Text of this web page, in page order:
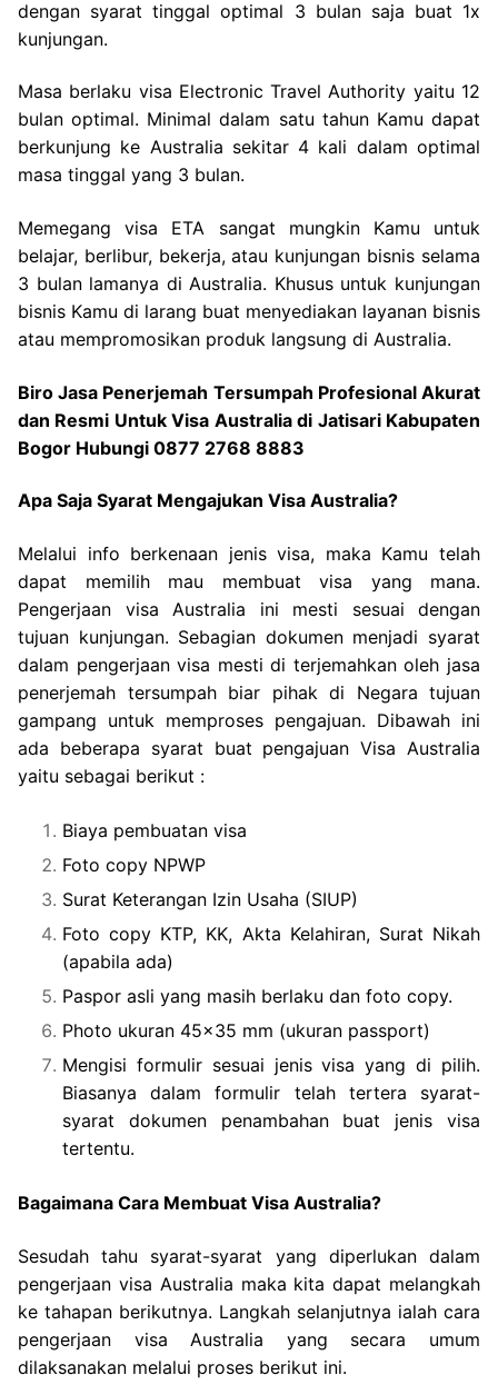
dengan syarat tinggal optimal 3 bulan saja buat 1x
kunjungan.
Masa berlaku visa Electronic Travel Authority yaitu 12
bulan optimal. Minimal dalam satu tahun Kamu dapat
berkunjung ke Australia sekitar 4 kali dalam optimal
masa tinggal yang 3 bulan.
Memegang visa ETA sangat mungkin Kamu untuk
belajar, berlibur, bekerja, atau kunjungan bisnis selama
3 bulan lamanya di Australia. Khusus untuk kunjungan
bisnis Kamu di larang buat menyediakan layanan bisnis
atau mempromosikan produk langsung di Australia.
Biro Jasa Penerjemah Tersumpah Profesional Akurat
dan Resmi Untuk Visa Australia di Jatisari Kabupaten
Bogor Hubungi 0877 2768 8883
Apa Saja Syarat Mengajukan Visa Australia?
Melalui info berkenaan jenis visa, maka Kamu telah
dapat memilih mau membuat visa yang mana.
Pengerjaan visa Australia ini mesti sesuai dengan
tujuan kunjungan. Sebagian dokumen menjadi syarat
dalam pengerjaan visa mesti di terjemahkan oleh jasa
penerjemah tersumpah biar pihak di Negara tujuan
gampang untuk memproses pengajuan. Dibawah ini
ada beberapa syarat buat pengajuan Visa Australia
yaitu sebagai berikut :
Biaya pembuatan visa
Foto copy NPWP
Surat Keterangan Izin Usaha (SIUP)
Foto copy KTP, KK, Akta Kelahiran, Surat Nikah
(apabila ada)
Paspor asli yang masih berlaku dan foto copy.
Photo ukuran 45×35 mm (ukuran passport)
Mengisi formulir sesuai jenis visa yang di pilih.
Biasanya dalam formulir telah tertera syarat-
syarat dokumen penambahan buat jenis visa
tertentu.
Bagaimana Cara Membuat Visa Australia?
Sesudah tahu syarat-syarat yang diperlukan dalam
pengerjaan visa Australia maka kita dapat melangkah
ke tahapan berikutnya. Langkah selanjutnya ialah cara
pengerjaan visa Australia yang secara umum
dilaksanakan melalui proses berikut ini.